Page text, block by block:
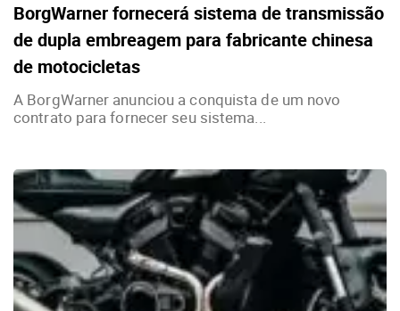
BorgWarner fornecerá sistema de transmissão
de dupla embreagem para fabricante chinesa
de motocicletas
A BorgWarner anunciou a conquista de um novo
contrato para fornecer seu sistema...